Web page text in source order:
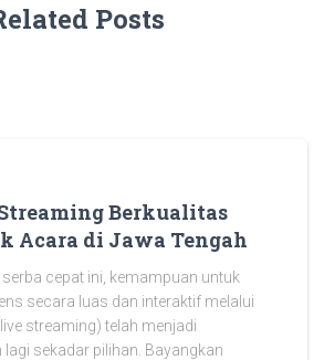
Posts
Berkualitas
Acara di Jawa Tengah
serba cepat ini, kemampuan untuk
secara luas dan interaktif melalui
streaming) telah menjadi
lagi sekadar pilihan. Bayangkan